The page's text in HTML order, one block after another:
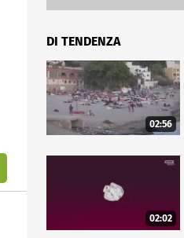
DI TENDENZA
02:56
02:02